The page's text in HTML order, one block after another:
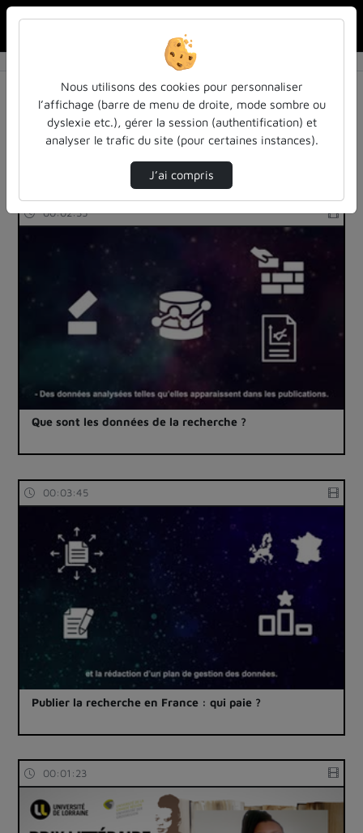
Résultats de la recherche
Filtres actifs (cliquer pour en retirer) :
teasers
culture
00:02:35
Que sont les données de la recherche ?
00:03:45
Publier la recherche en France : qui paie ?
00:01:23
Nous utilisons des cookies pour personnaliser
l’affichage (barre de menu de droite, mode sombre ou
dyslexie etc.), gérer la session (authentification) et
analyser le trafic du site (pour certaines instances).
J’ai compris